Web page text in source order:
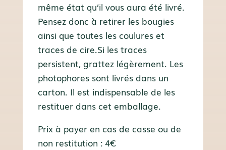
même état qu’il vous aura été livré.
Pensez donc à retirer les bougies
ainsi que toutes les coulures et
traces de cire.Si les traces
persistent, grattez légèrement. Les
photophores sont livrés dans un
carton. Il est indispensable de les
restituer dans cet emballage.
Prix à payer en cas de casse ou de
non restitution : 4€